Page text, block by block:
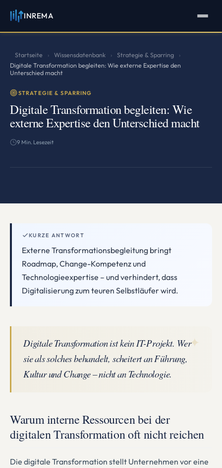
INREMA
Startseite › Wissensdatenbank › Strategie & Sparring
›
Digitale Transformation begleiten: Wie externe Expertise den
Unterschied macht
STRATEGIE & SPARRING
Digitale Transformation begleiten: Wie
externe Expertise den Unterschied macht
9 Min. Lesezeit
KURZE ANTWORT
Externe Transformationsbegleitung bringt
Roadmap, Change-Kompetenz und
Technologieexpertise – und verhindert, dass
Digitalisierung zum teuren Selbstläufer wird.
✦
Digitale Transformation ist kein IT-Projekt. Wer
sie als solches behandelt, scheitert an Führung,
Kultur und Change – nicht an Technologie.
Warum interne Ressourcen bei der
digitalen Transformation oft nicht reichen
Die digitale Transformation stellt Unternehmen vor eine
INREMA